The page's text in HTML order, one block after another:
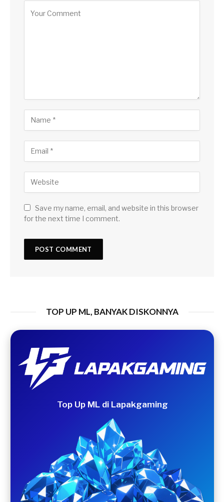
Save my name, email, and website in this browser
for the next time I comment.
TOP UP ML, BANYAK DISKONNYA
Top Up ML di Lapakgaming